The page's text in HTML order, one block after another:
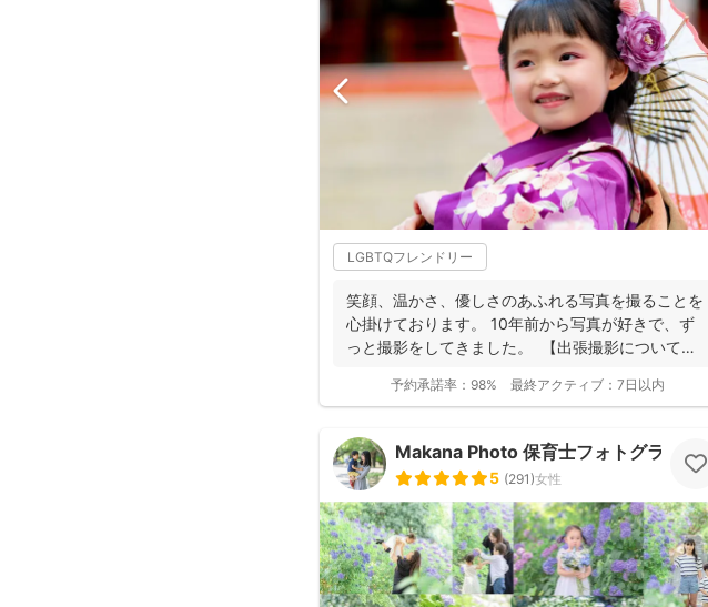
LGBTQフレンドリー
笑顔、温かさ、優しさのあふれる写真を撮ることを
心掛けております。 10年前から写真が好きで、ず
っと撮影をしてきました。 【出張撮影について】
予約承諾率： 98% 最終アクティブ： 7日以内
Makana Photo 保育士フォトグラファー
5 (291)女性